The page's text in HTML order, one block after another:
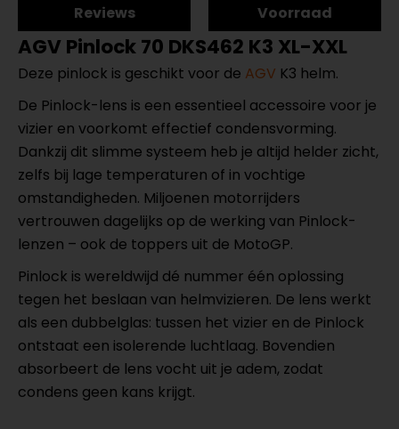
Reviews Voorraad
AGV Pinlock 70 DKS462 K3 XL-XXL
Deze pinlock is geschikt voor de AGV K3 helm.
De Pinlock-lens is een essentieel accessoire voor je
vizier en voorkomt effectief condensvorming.
Dankzij dit slimme systeem heb je altijd helder zicht,
zelfs bij lage temperaturen of in vochtige
omstandigheden. Miljoenen motorrijders
vertrouwen dagelijks op de werking van Pinlock-
lenzen – ook de toppers uit de MotoGP.
Pinlock is wereldwijd dé nummer één oplossing
tegen het beslaan van helmvizieren. De lens werkt
als een dubbelglas: tussen het vizier en de Pinlock
ontstaat een isolerende luchtlaag. Bovendien
absorbeert de lens vocht uit je adem, zodat
condens geen kans krijgt.